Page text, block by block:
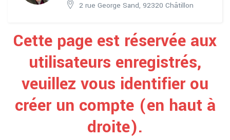
2 rue George Sand, 92320 Châtillon
Cette page est réservée aux
utilisateurs enregistrés,
veuillez vous identifier ou
créer un compte (en haut à
droite).